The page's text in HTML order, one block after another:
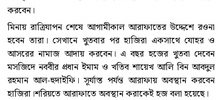
করবেন।
মিনায় রাত্রিযাপন শেষে আগামীকাল আরাফাতের উদ্দেশে রওনা
হবেন তারা। সেখানে খুতবার পর হাজিরা একসাথে যোহর ও
আসরের নামাজ আদায় করবেন। এ বছর হজের খুতবা দেবেন
মসজিদে নববীর প্রধান ইমাম ও খতিব শায়েখ আলি বিন আবদুল
রহমান আল-হুদাইফি। সূর্যাস্ত পর্যন্ত আরাফায় অবস্থান করবেন
হাজিরা।শরিয়তে আরাফাতে অবস্থান করাকেই হজ বলা হয়েছে।